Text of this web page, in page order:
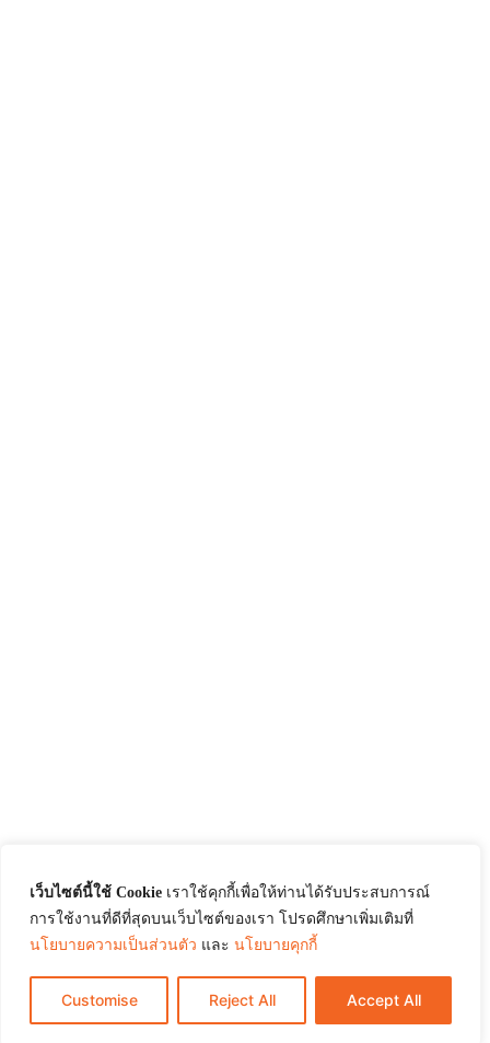
เว็บไซต์นี้ใช้ Cookie เราใช้คุกกี้เพื่อให้ท่านได้รับประสบการณ์
การใช้งานที่ดีที่สุดบนเว็บไซต์ของเรา โปรดศึกษาเพิ่มเติมที่
นโยบายความเป็นส่วนตัว และ นโยบายคุกกี้
Customise Reject All Accept All